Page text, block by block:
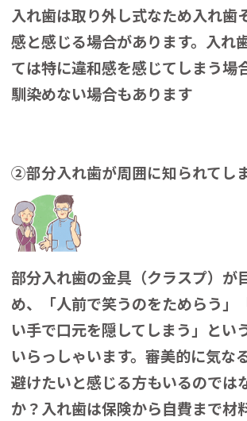
入れ歯は取り外し式なため入れ歯
感と感じる場合があります。 入れ
ては特に違和感を感じてしまう場
馴染めない場合もあります
②部分入れ歯が周囲に知られてし
部分入れ歯の金具（クラスプ）が
め、「人前で笑うのをためらう」
い手で口元を隠してしまう」とい
いらっしゃいます。審美的に気な
避けたいと感じる方もいるのでは
か？入れ歯は保険から自費まで材